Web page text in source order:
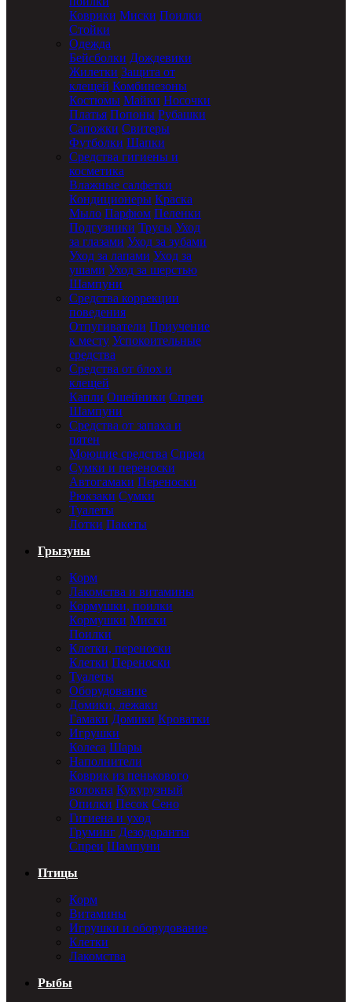
Коврики Миски Поилки
Стойки
Одежда
Бейсболки Дождевики
Жилетки Защита от
клещей Комбинезоны
Костюмы Майки Носочки
Платья Попоны Рубашки
Сапожки Свитеры
Футболки Шапки
Средства гигиены и
косметика
Влажные салфетки
Кондиционеры Краска
Мыло Парфюм Пеленки
Подгузники Трусы Уход
за глазами Уход за зубами
Уход за лапами Уход за
ушами Уход за шерстью
Шампуни
Средства коррекции
поведения
Отпугиватели Приучение
к месту Успокоительные
средства
Средства от блох и
клещей
Капли Ошейники Спреи
Шампуни
Средства от запаха и
пятен
Моющие средства Спреи
Сумки и переноски
Автогамаки Переноски
Рюкзаки Сумки
Туалеты
Лотки Пакеты
Грызуны
Корм
Лакомства и витамины
Кормушки, поилки
Кормушки Миски
Поилки
Клетки, переноски
Клетки Переноски
Туалеты
Оборудование
Домики, лежаки
Гамаки Домики Кроватки
Игрушки
Колеса Шары
Наполнители
Коврик из пенькового
волокна Кукурузный
Опилки Песок Сено
Гигиена и уход
Груминг Дезодоранты
Спреи Шампуни
Птицы
Корм
Витамины
Игрушки и оборудование
Клетки
Лакомства
Рыбы